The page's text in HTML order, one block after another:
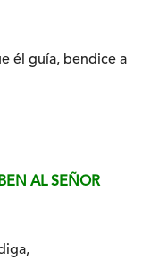
él guía, bendice a
AL SEÑOR